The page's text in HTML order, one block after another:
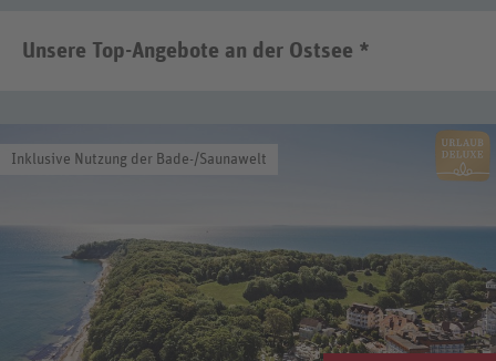
Unsere Top-Angebote an der Ostsee *
Inklusive Nutzung der Bade-/Saunawelt